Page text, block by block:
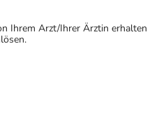
Ihrem Arzt/Ihrer Ärztin erhalten